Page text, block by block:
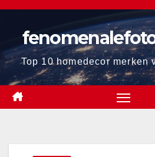
Ga
inhoudTop 10 homedecor merken